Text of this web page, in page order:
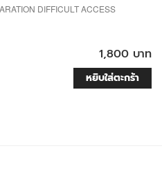
DIFFICULT ACCESS
1,800 บาท
หยิบใส่ตะกร้า